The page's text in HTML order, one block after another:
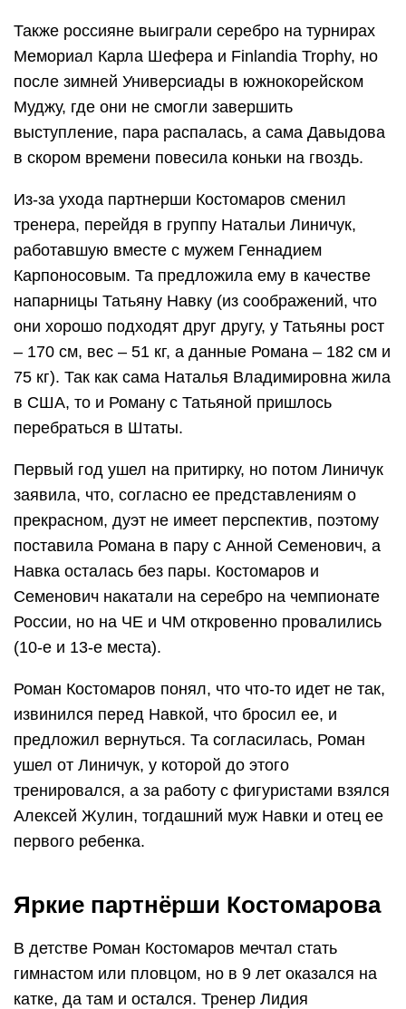
Также россияне выиграли серебро на турнирах
Мемориал Карла Шефера и Finlandia Trophy, но
после зимней Универсиады в южнокорейском
Муджу, где они не смогли завершить
выступление, пара распалась, а сама Давыдова
в скором времени повесила коньки на гвоздь.
Из-за ухода партнерши Костомаров сменил
тренера, перейдя в группу Натальи Линичук,
работавшую вместе с мужем Геннадием
Карпоносовым. Та предложила ему в качестве
напарницы Татьяну Навку (из соображений, что
они хорошо подходят друг другу, у Татьяны рост
– 170 см, вес – 51 кг, а данные Романа – 182 см и
75 кг). Так как сама Наталья Владимировна жила
в США, то и Роману с Татьяной пришлось
перебраться в Штаты.
Первый год ушел на притирку, но потом Линичук
заявила, что, согласно ее представлениям о
прекрасном, дуэт не имеет перспектив, поэтому
поставила Романа в пару с Анной Семенович, а
Навка осталась без пары. Костомаров и
Семенович накатали на серебро на чемпионате
России, но на ЧЕ и ЧМ откровенно провалились
(10-е и 13-е места).
Роман Костомаров понял, что что-то идет не так,
извинился перед Навкой, что бросил ее, и
предложил вернуться. Та согласилась, Роман
ушел от Линичук, у которой до этого
тренировался, а за работу с фигуристами взялся
Алексей Жулин, тогдашний муж Навки и отец ее
первого ребенка.
Яркие партнёрши Костомарова
В детстве Роман Костомаров мечтал стать
гимнастом или пловцом, но в 9 лет оказался на
катке, да там и остался. Тренер Лидия